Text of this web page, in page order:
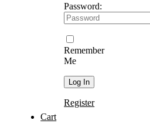
Password:
Remember
Me
Register
Cart